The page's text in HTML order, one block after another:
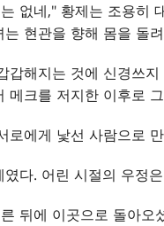
없네," 황제는 조용히
현관을 향해 몸을 돌
갑해지는 것에 신경쓰
메크를 저지한 이후로
로에게 낯선 사람으로
다. 어린 시절의 우정
뒤에 이곳으로 돌아